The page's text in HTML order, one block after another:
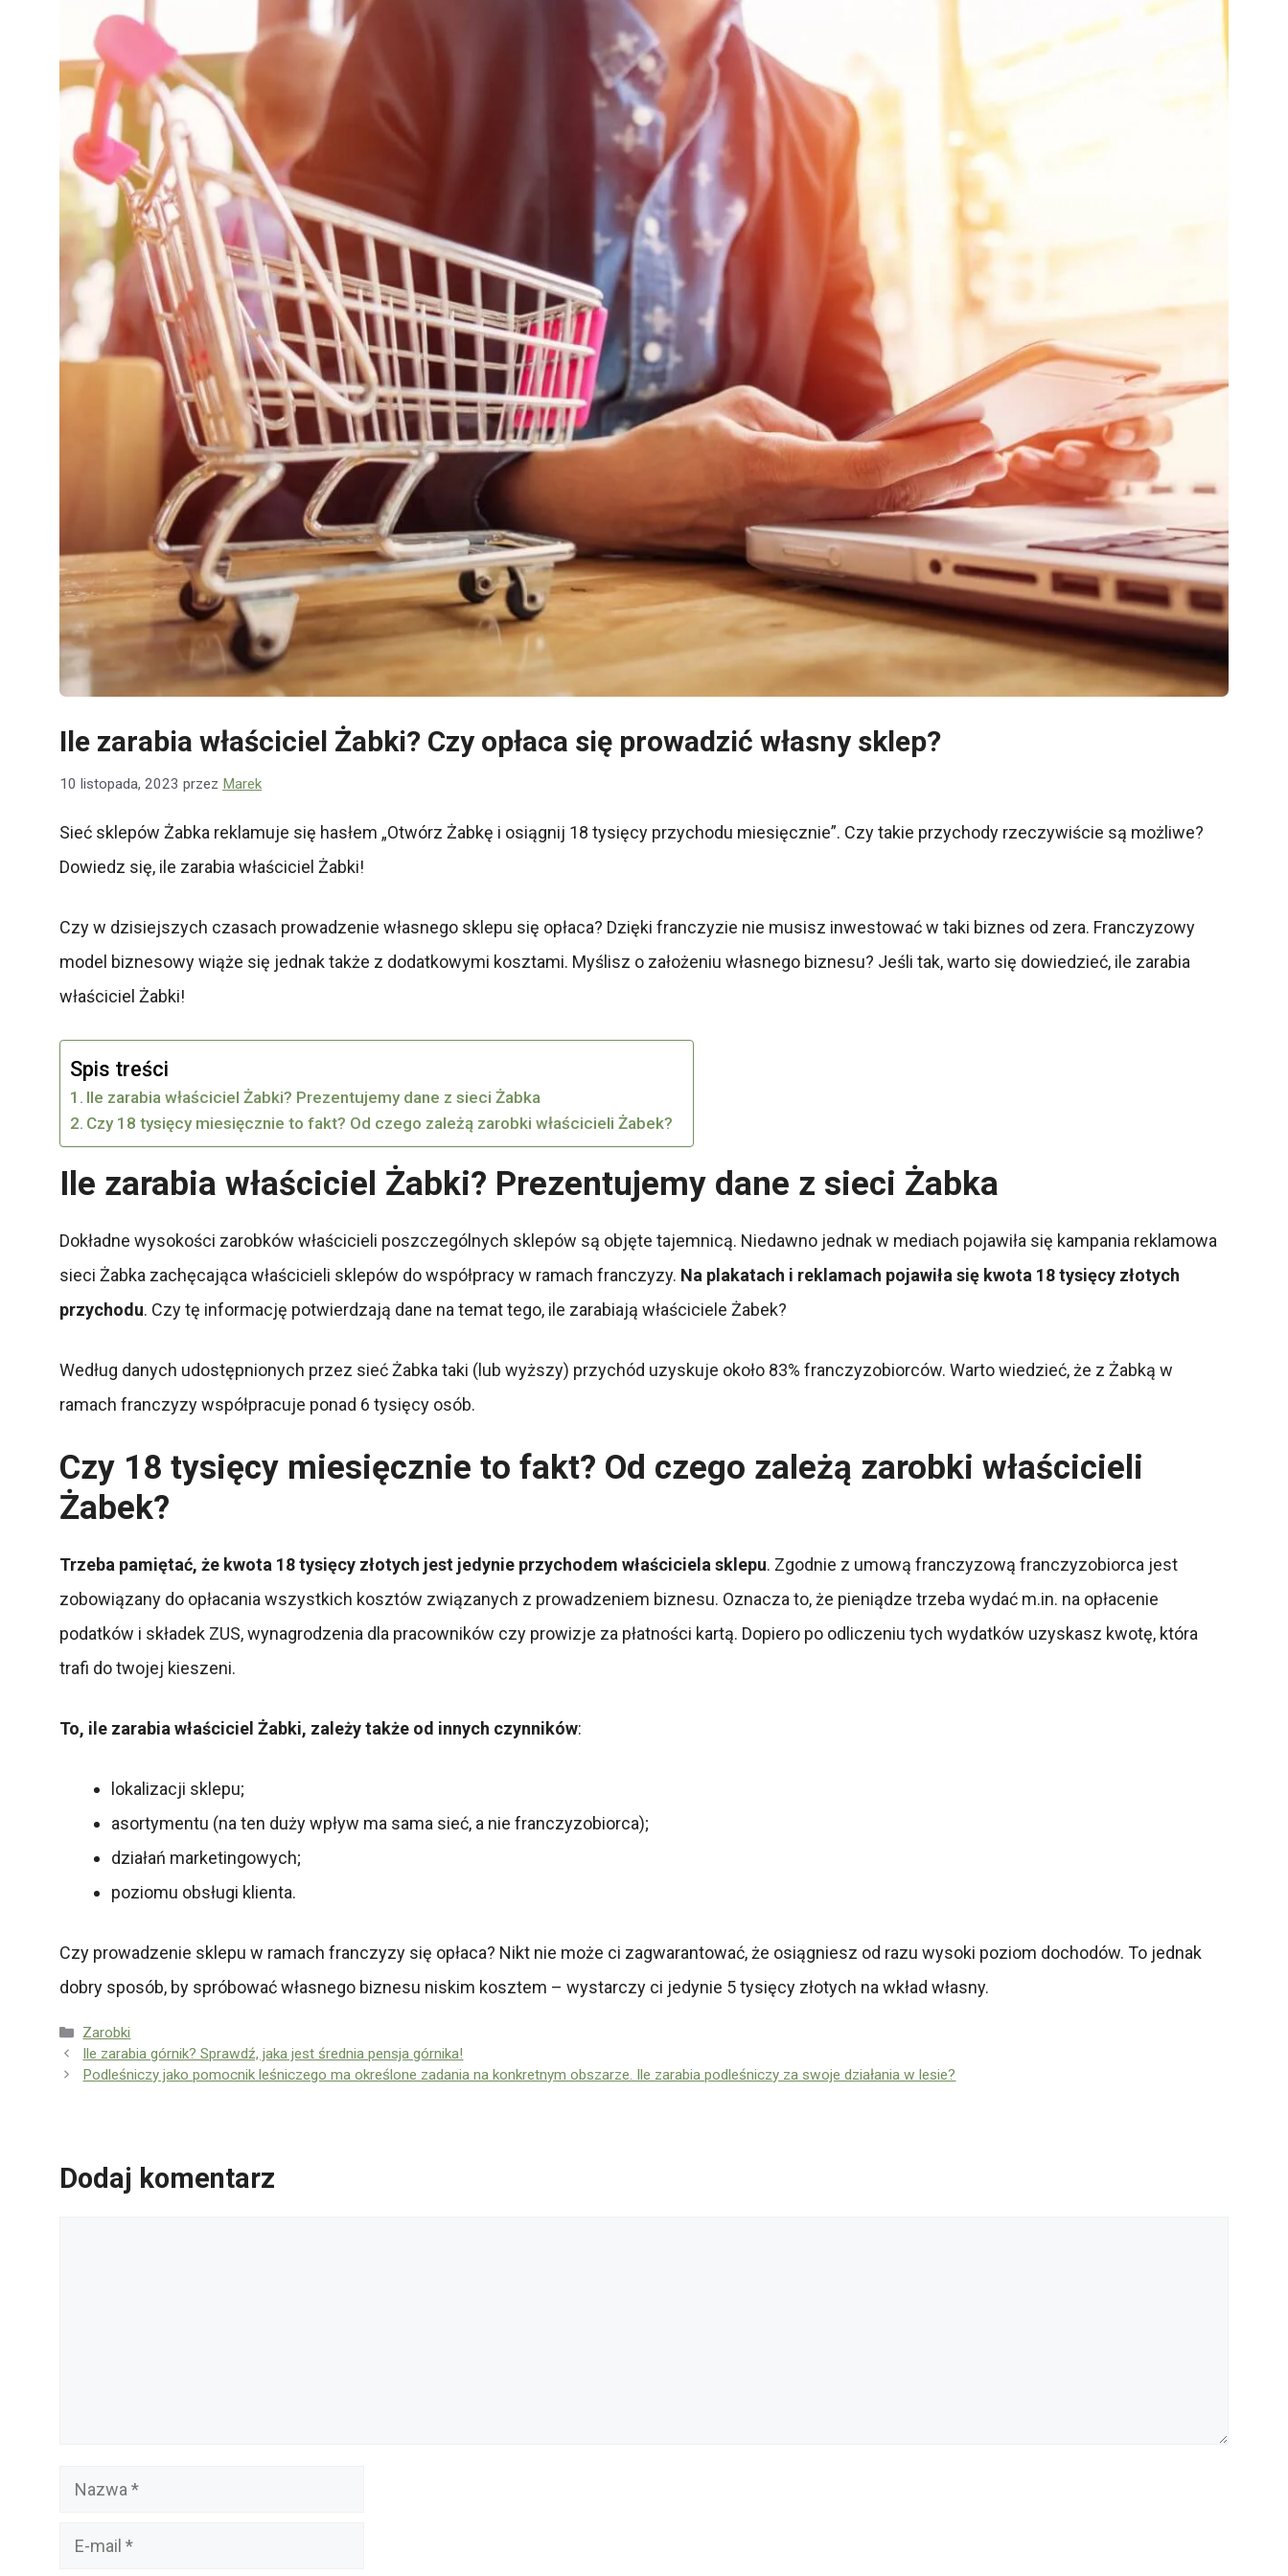
Ile zarabia właściciel Żabki? Czy opłaca się prowadzić własny sklep?
10 listopada, 2023 przez Marek
Sieć sklepów Żabka reklamuje się hasłem „Otwórz Żabkę i osiągnij 18 tysięcy przychodu miesięcznie”. Czy takie przychody rzeczywiście są możliwe?
Dowiedz się, ile zarabia właściciel Żabki!
Czy w dzisiejszych czasach prowadzenie własnego sklepu się opłaca? Dzięki franczyzie nie musisz inwestować w taki biznes od zera. Franczyzowy
model biznesowy wiąże się jednak także z dodatkowymi kosztami. Myślisz o założeniu własnego biznesu? Jeśli tak, warto się dowiedzieć, ile zarabia
właściciel Żabki!
Spis treści
Ile zarabia właściciel Żabki? Prezentujemy dane z sieci Żabka
Czy 18 tysięcy miesięcznie to fakt? Od czego zależą zarobki właścicieli Żabek?
Ile zarabia właściciel Żabki? Prezentujemy dane z sieci Żabka
Dokładne wysokości zarobków właścicieli poszczególnych sklepów są objęte tajemnicą. Niedawno jednak w mediach pojawiła się kampania reklamowa
sieci Żabka zachęcająca właścicieli sklepów do współpracy w ramach franczyzy. Na plakatach i reklamach pojawiła się kwota 18 tysięcy złotych
przychodu. Czy tę informację potwierdzają dane na temat tego, ile zarabiają właściciele Żabek?
Według danych udostępnionych przez sieć Żabka taki (lub wyższy) przychód uzyskuje około 83% franczyzobiorców. Warto wiedzieć, że z Żabką w
ramach franczyzy współpracuje ponad 6 tysięcy osób.
Czy 18 tysięcy miesięcznie to fakt? Od czego zależą zarobki właścicieli
Żabek?
Trzeba pamiętać, że kwota 18 tysięcy złotych jest jedynie przychodem właściciela sklepu. Zgodnie z umową franczyzową franczyzobiorca jest
zobowiązany do opłacania wszystkich kosztów związanych z prowadzeniem biznesu. Oznacza to, że pieniądze trzeba wydać m.in. na opłacenie
podatków i składek ZUS, wynagrodzenia dla pracowników czy prowizje za płatności kartą. Dopiero po odliczeniu tych wydatków uzyskasz kwotę, która
trafi do twojej kieszeni.
To, ile zarabia właściciel Żabki, zależy także od innych czynników:
lokalizacji sklepu;
asortymentu (na ten duży wpływ ma sama sieć, a nie franczyzobiorca);
działań marketingowych;
poziomu obsługi klienta.
Czy prowadzenie sklepu w ramach franczyzy się opłaca? Nikt nie może ci zagwarantować, że osiągniesz od razu wysoki poziom dochodów. To jednak
dobry sposób, by spróbować własnego biznesu niskim kosztem – wystarczy ci jedynie 5 tysięcy złotych na wkład własny.
Kategorie
Zarobki
Ile zarabia górnik? Sprawdź, jaka jest średnia pensja górnika!
Podleśniczy jako pomocnik leśniczego ma określone zadania na konkretnym obszarze. Ile zarabia podleśniczy za swoje działania w lesie?
Dodaj komentarz
Nazwa